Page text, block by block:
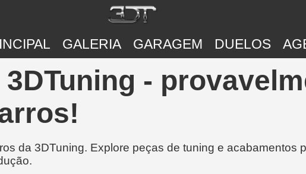
GALERIA GARAGEM DUELOS
3DTuning -
da 3DTuning. Explore peças de tuning e acabamentos